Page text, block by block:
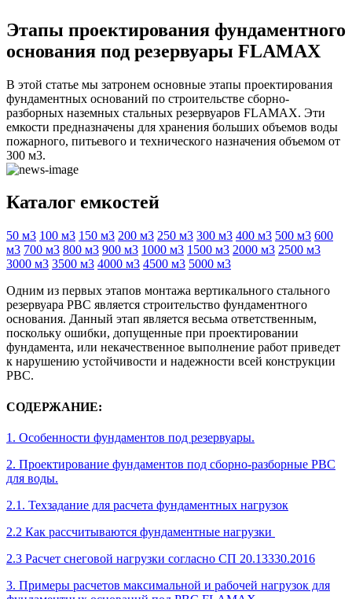
Этапы проектирования фундаментного
основания под резервуары FLAMAX
В этой статье мы затронем основные этапы проектирования
фундаментных оснований по строительстве сборно-
разборных наземных стальных резервуаров FLAMAX. Эти
емкости предназначены для хранения больших объемов воды
пожарного, питьевого и технического назначения объемом от
300 м3.
Каталог емкостей
50 м3 100 м3 150 м3 200 м3 250 м3 300 м3 400 м3 500 м3 600
м3 700 м3 800 м3 900 м3 1000 м3 1500 м3 2000 м3 2500 м3
3000 м3 3500 м3 4000 м3 4500 м3 5000 м3
Одним из первых этапов монтажа вертикального стального
резервуара РВС является строительство фундаментного
основания. Данный этап является весьма ответственным,
поскольку ошибки, допущенные при проектировании
фундамента, или некачественное выполнение работ приведет
к нарушению устойчивости и надежности всей конструкции
РВС.
СОДЕРЖАНИЕ:
1. Особенности фундаментов под резервуары.
2. Проектирование фундаментов под сборно-разборные РВС
для воды.
2.1. Техзадание для расчета фундаментных нагрузок
2.2 Как рассчитываются фундаментные нагрузки
2.3 Расчет снеговой нагрузки согласно СП 20.13330.2016
3. Примеры расчетов максимальной и рабочей нагрузок для